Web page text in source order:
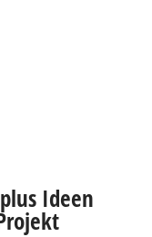
Ideen